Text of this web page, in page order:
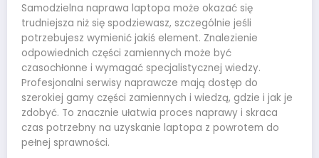
Samodzielna naprawa laptopa może okazać się
trudniejsza niż się spodziewasz, szczególnie jeśli
potrzebujesz wymienić jakiś element. Znalezienie
odpowiednich części zamiennych może być
czasochłonne i wymagać specjalistycznej wiedzy.
Profesjonalni serwisy naprawcze mają dostęp do
szerokiej gamy części zamiennych i wiedzą, gdzie i jak je
zdobyć. To znacznie ułatwia proces naprawy i skraca
czas potrzebny na uzyskanie laptopa z powrotem do
pełnej sprawności.